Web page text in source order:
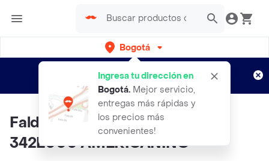
Bogotá
Ingresa tu dirección en
Bogotá. Mejor servicio,
entregas más rápidas y
los precios más
convenientes!
envíos gratis por semanas
Aplican TyC
Falda Mujer Negro Talla 6
342E000 AMERICANINO